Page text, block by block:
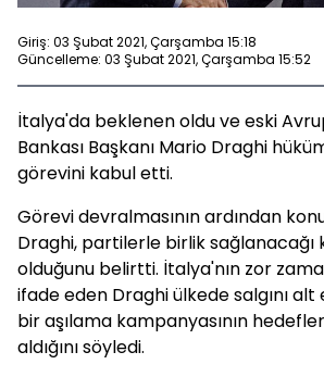
Giriş: 03 Şubat 2021, Çarşamba 15:18
Güncelleme: 03 Şubat 2021, Çarşamba 15:52
İtalya'da beklenen oldu ve eski
Bankası Başkanı Mario Draghi
görevini kabul etti.
Görevi devralmasının ardından
Draghi, partilerle birlik sağlanacağı
olduğunu belirtti. İtalya'nın zor
ifade eden Draghi ülkede salgını
bir aşılama kampanyasının
aldığını söyledi.